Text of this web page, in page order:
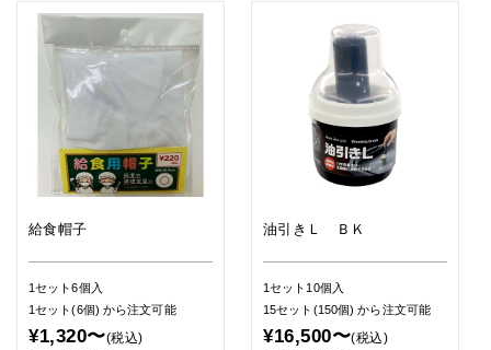
給食帽子
1セット6個入
1セット(6個) から注文可能
¥1,320〜(税込)
油引きＬ ＢＫ
1セット10個入
15セット(150個)から注文可能
¥16,500〜(税込)